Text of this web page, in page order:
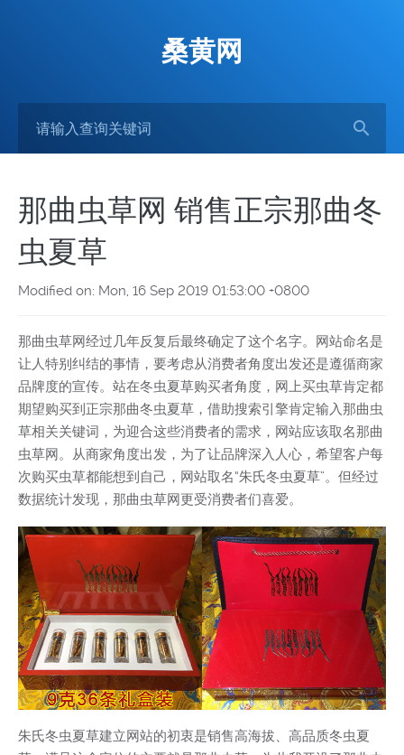
桑黄网
那曲虫草网 销售正宗那曲冬
虫夏草
Modified on: Mon, 16 Sep 2019 01:53:00 +0800
那曲虫草网经过几年反复后最终确定了这个名字。网站命名是
让人特别纠结的事情，要考虑从消费者角度出发还是遵循商家
品牌度的宣传。站在冬虫夏草购买者角度，网上买虫草肯定都
期望购买到正宗那曲冬虫夏草，借助搜索引擎肯定输入那曲虫
草相关关键词，为迎合这些消费者的需求，网站应该取名那曲
虫草网。从商家角度出发，为了让品牌深入人心，希望客户每
次购买虫草都能想到自己，网站取名“朱氏冬虫夏草”。但经过
数据统计发现，那曲虫草网更受消费者们喜爱。
朱氏冬虫夏草建立网站的初衷是销售高海拔、高品质冬虫夏